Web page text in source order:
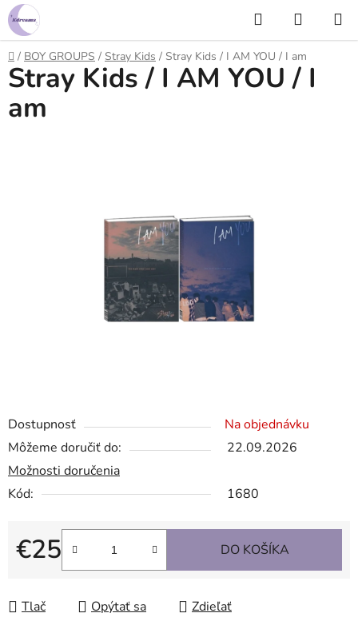
Prejsť
na
obsah
Hľadať
KOŠÍK
Domov
/ BOY GROUPS / Stray Kids / Stray Kids / I AM YOU / I am
Dostupnosť
Na objednávku
Môžeme doručiť do:
22.09.2026
Možnosti doručenia
Kód:
1680
€25
Jednotková cena:
DO KOŠÍKA
Tlač Opýtať sa Zdieľať
Stray Kids / I AM YOU / I
am